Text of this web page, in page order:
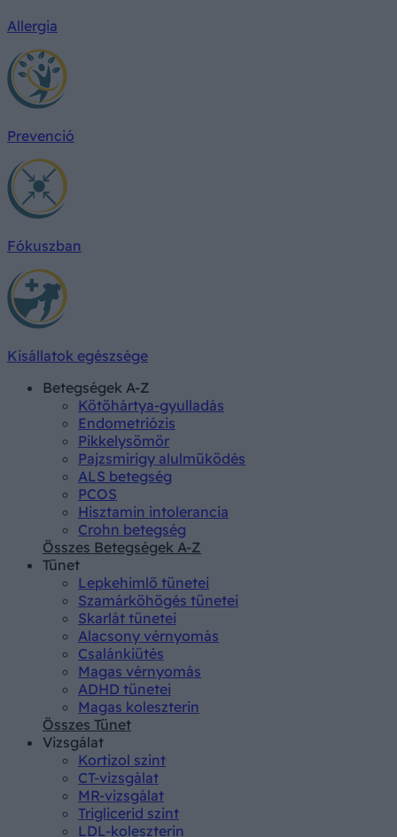
Allergia
Prevenció
Fókuszban
Kisállatok egészsége
Betegségek A-Z
Kötőhártya-gyulladás
Endometriózis
Pikkelysömör
Pajzsmirigy alulműködés
ALS betegség
PCOS
Hisztamin intolerancia
Crohn betegség
Összes Betegségek A-Z
Tünet
Lepkehimlő tünetei
Szamárköhögés tünetei
Skarlát tünetei
Alacsony vérnyomás
Csalánkiütés
Magas vérnyomás
ADHD tünetei
Magas koleszterin
Összes Tünet
Vizsgálat
Kortizol szint
CT-vizsgálat
MR-vizsgálat
Triglicerid szint
LDL-koleszterin